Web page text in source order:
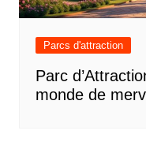
Parcs d'attraction
Parc
monde de